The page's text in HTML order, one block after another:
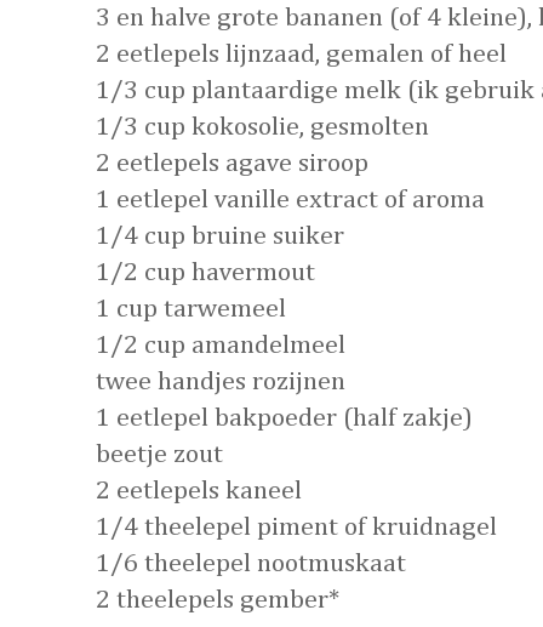
3 en halve grote bananen (of 4
2 eetlepels lijnzaad, gemalen of heel
1/3 cup plantaardige melk (ik gebruik
1/3 cup kokosolie, gesmolten
2 eetlepels agave siroop
1 eetlepel vanille extract of aroma
1/4 cup bruine suiker
1/2 cup havermout
1 cup tarwemeel
1/2 cup amandelmeel
twee handjes rozijnen
1 eetlepel bakpoeder (half zakje)
beetje zout
2 eetlepels kaneel
1/4 theelepel piment of kruidnagel
1/6 theelepel nootmuskaat
2 theelepels gember*